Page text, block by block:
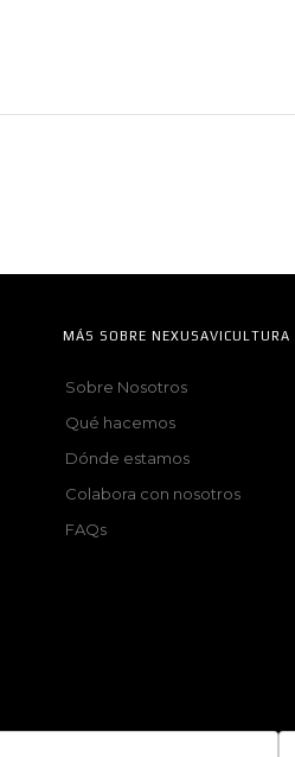
MÁS SOBRE NEXUSAVICULTURA
Sobre Nosotros
Qué hacemos
Dónde estamos
Colabora con nosotros
FAQs